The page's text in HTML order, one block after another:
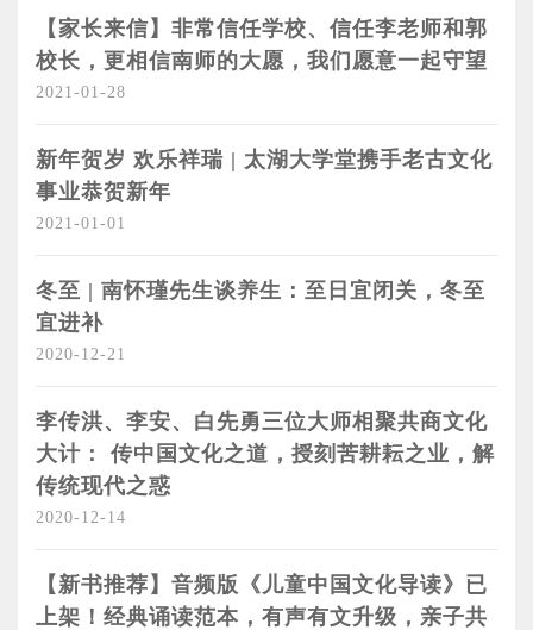
【家长来信】非常信任学校、信任李老师和郭
校长，更相信南师的大愿，我们愿意一起守望
2021-01-28
新年贺岁 欢乐祥瑞 | 太湖大学堂携手老古文化
事业恭贺新年
2021-01-01
冬至 | 南怀瑾先生谈养生：至日宜闭关，冬至
宜进补
2020-12-21
李传洪、李安、白先勇三位大师相聚共商文化
大计： 传中国文化之道，授刻苦耕耘之业，解
传统现代之惑
2020-12-14
【新书推荐】音频版《儿童中国文化导读》已
上架！经典诵读范本，有声有文升级，亲子共